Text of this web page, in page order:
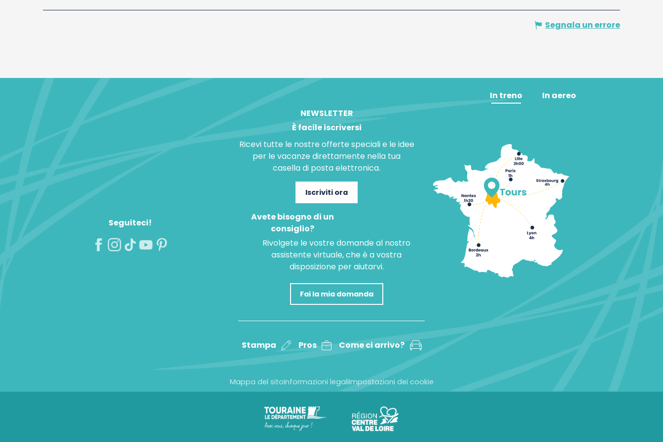
Segnala un errore
Seguiteci!
NEWSLETTER
È facile iscriversi
Ricevi tutte le nostre offerte speciali e le idee
per le vacanze direttamente nella tua
casella di posta elettronica.
Iscriviti ora
Avete bisogno di un
consiglio?
Rivolgete le vostre domande al nostro
assistente virtuale, che è a vostra
disposizione per aiutarvi.
Fai la mia domanda
Stampa Pros Come ci arrivo?
In treno In aereo
Mappa del sitoInformazioni legaliImpostazioni dei cookie